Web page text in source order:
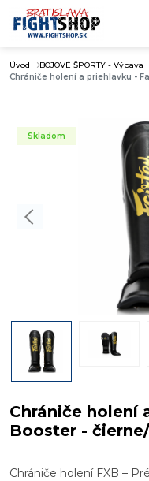
Úvod BOJOVÉ ŠPORTY - Výbava
Chrániče holení a priehlavku -
Skladom
Chrániče holení
Booster -
Chrániče holení FXB –